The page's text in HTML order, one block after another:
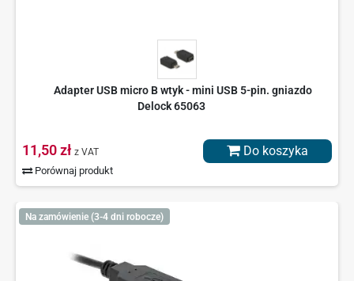
Adapter USB micro B wtyk - mini USB 5-pin. gniazdo
Delock 65063
11,50 zł z VAT
Porównaj produkt
Do koszyka
Na zamówienie (3-4 dni robocze)